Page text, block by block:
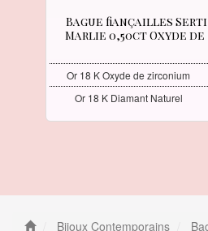
Bague fiançailles Serti
Marlie 0,50ct Oxyde
Or 18 K Oxyde de zirconium
Or 18 K Diamant Naturel
Bijoux Contemporains